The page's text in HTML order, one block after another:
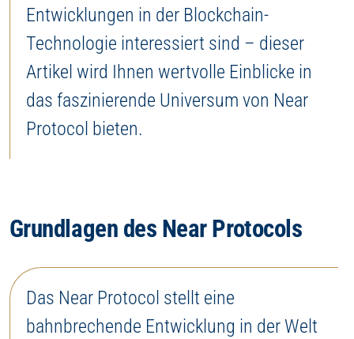
Entwicklungen in der Blockchain-
Technologie interessiert sind – dieser
Artikel wird Ihnen wertvolle Einblicke in
das faszinierende Universum von Near
Protocol bieten.
Grundlagen des Near Protocols
Das Near Protocol stellt eine
bahnbrechende Entwicklung in der Welt